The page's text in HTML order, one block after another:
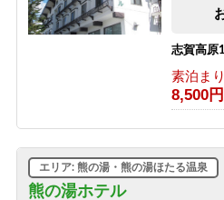
グラス
1泊2食
9,600
源泉かけ
1泊2食付
9,600
志賀高原
素泊まり
8,500
熊の湯ホテル
エリア: 熊の湯・熊の湯ほたる温泉